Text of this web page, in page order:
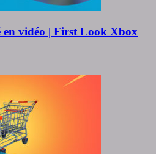
en vidéo | First Look Xbox